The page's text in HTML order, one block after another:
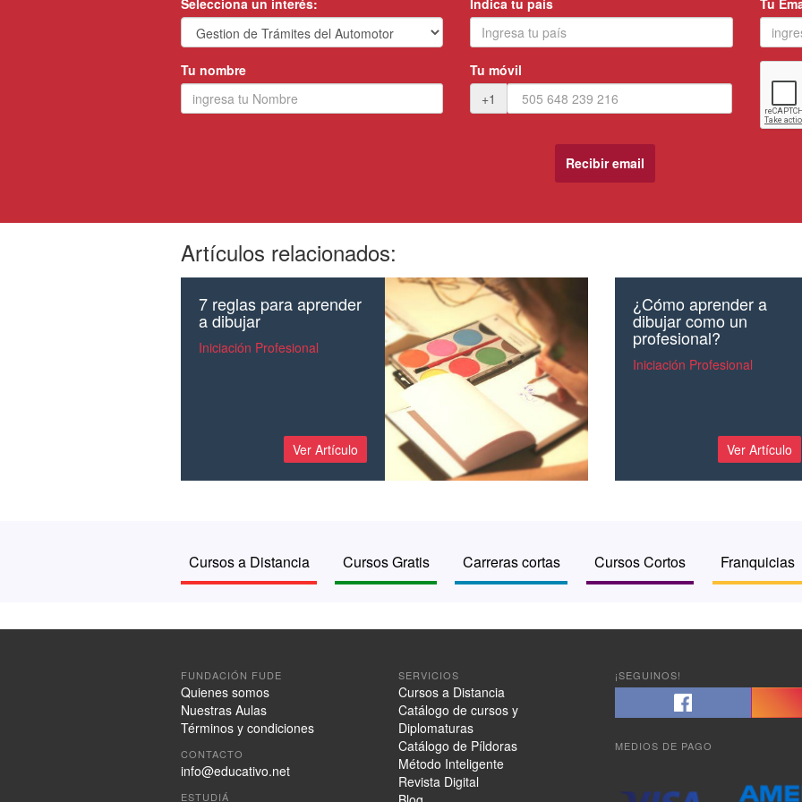
Tu nombre
Tu móvil
+1
Artículos relacionados:
7 reglas para aprender
a dibujar
Iniciación Profesional
Ver Artículo
¿Cómo aprender a
dibujar como un
profesional?
Iniciación Profesional
Ver Artículo
Cursos a Distancia Cursos Gratis Carreras cortas Cursos Cortos Franquicias
FUNDACIÓN FUDE
Quienes somos
Nuestras Aulas
Términos y condiciones
CONTACTO
info@educativo.net
ESTUDIÁ
SERVICIOS
Cursos a Distancia
Catálogo de cursos y
Diplomaturas
Catálogo de Píldoras
Método Inteligente
Revista Digital
¡SEGUINOS!
MEDIOS DE PAGO